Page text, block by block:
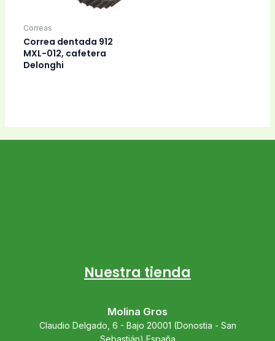
Correas
Correa dentada 912
MXL-012, cafetera
Delonghi
Nuestra tienda
Molina Gros
Claudio Delgado, 6 - Bajo 20001 (Donostia - San